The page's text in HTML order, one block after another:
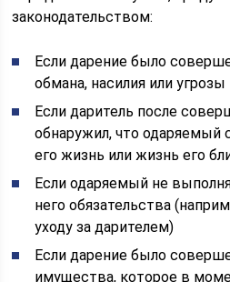
законодательством:
Если дарение было
обмана, насилия или угрозы
Если даритель после
обнаружил, что одаряемый
его жизнь или жизнь его
Если одаряемый не
него обязательства
уходу за дарителем)
Если дарение было
имущества, которое в